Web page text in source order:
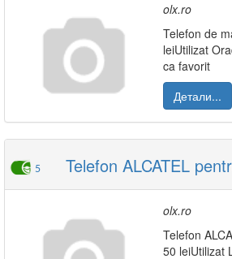
olx.ro
Telefon de
leiUtilizat
ca favorit
Детали...
5 Telefon ALCATEL
olx.ro
Telefon
50 leiUtilizat